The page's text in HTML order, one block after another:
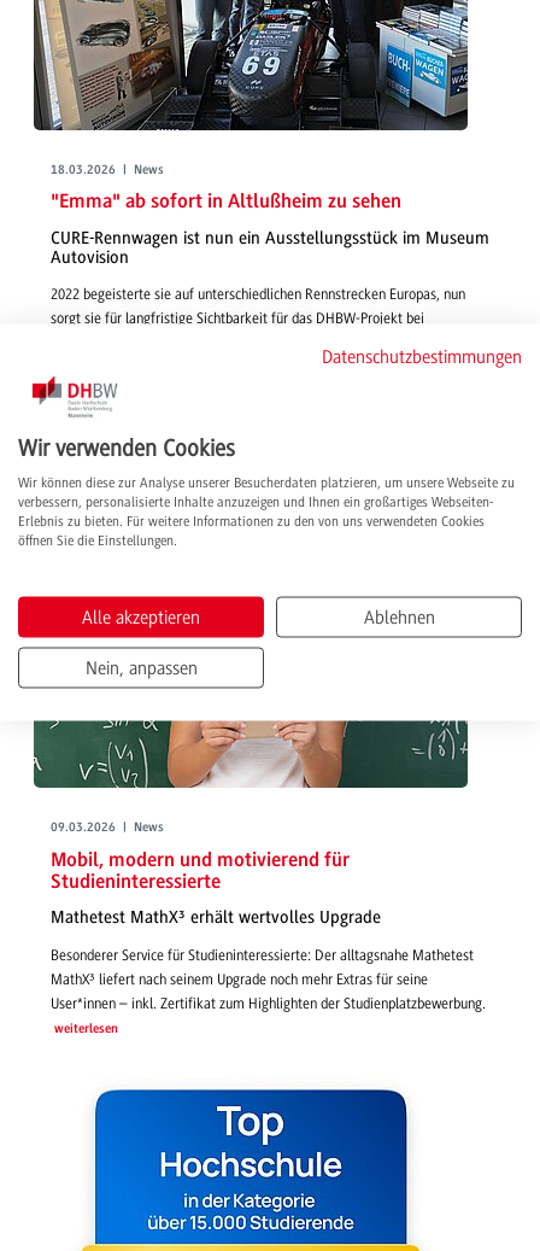
18.03.2026 | News
"Emma" ab sofort in Altlußheim zu sehen
CURE-Rennwagen ist nun ein Ausstellungsstück im Museum
Autovision
2022 begeisterte sie auf unterschiedlichen Rennstrecken Europas, nun
sorgt sie für langfristige Sichtbarkeit für das DHBW-Projekt bei
Student-Teams CURE wird seit 3. März 2026 im Museum Autovision
ausgestellt.
weiterlesen
09.03.2026 | News
Mobil, modern und motivierend für
Studieninteressierte
Mathetest MathX³ erhält wertvolles Upgrade
Besonderer Service für Studieninteressierte: Der alltagsnahe Mathetest
MathX³ liefert nach seinem Upgrade noch mehr Extras für seine
User*innen – inkl. Zertifikat zum Highlighten der Studienplatzbewerbung.
weiterlesen
Datenschutzbestimmungen
Wir verwenden Cookies
Wir können diese zur Analyse unserer Besucherdaten platzieren, um unsere Webseite zu
verbessern, personalisierte Inhalte anzuzeigen und Ihnen ein großartiges Webseiten-
Erlebnis zu bieten. Für weitere Informationen zu den von uns verwendeten Cookies
öffnen Sie die Einstellungen.
Alle akzeptieren Ablehnen
Nein, anpassen